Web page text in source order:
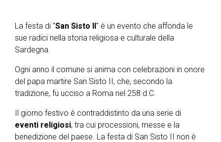
La festa di "San Sisto II" è un evento che affonda le
sue radici nella storia religiosa e culturale della
Sardegna.
Ogni anno il comune si anima con celebrazioni in onore
del papa martire San Sisto II, che, secondo la
tradizione, fu ucciso a Roma nel 258 d.C.
Il giorno festivo è contraddistinto da una serie di
eventi religiosi, tra cui processioni, messe e la
benedizione del paese. La festa di San Sisto II non è